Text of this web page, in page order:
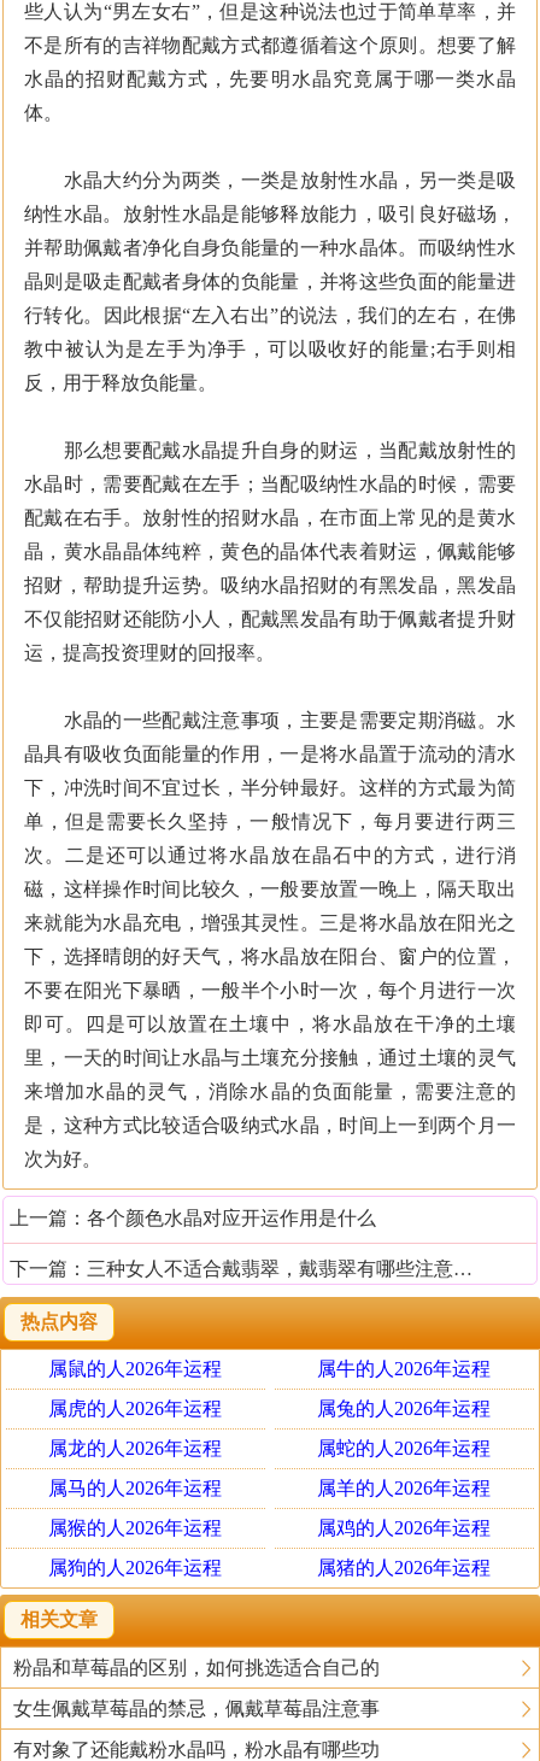
些人认为“男左女右”，但是这种说法也过于简单草率，并
不是所有的吉祥物配戴方式都遵循着这个原则。想要了解
水晶的招财配戴方式，先要明水晶究竟属于哪一类水晶
体。
水晶大约分为两类，一类是放射性水晶，另一类是吸
纳性水晶。放射性水晶是能够释放能力，吸引良好磁场，
并帮助佩戴者净化自身负能量的一种水晶体。而吸纳性水
晶则是吸走配戴者身体的负能量，并将这些负面的能量进
行转化。因此根据“左入右出”的说法，我们的左右，在佛
教中被认为是左手为净手，可以吸收好的能量;右手则相
反，用于释放负能量。
那么想要配戴水晶提升自身的财运，当配戴放射性的
水晶时，需要配戴在左手；当配吸纳性水晶的时候，需要
配戴在右手。放射性的招财水晶，在市面上常见的是黄水
晶，黄水晶晶体纯粹，黄色的晶体代表着财运，佩戴能够
招财，帮助提升运势。吸纳水晶招财的有黑发晶，黑发晶
不仅能招财还能防小人，配戴黑发晶有助于佩戴者提升财
运，提高投资理财的回报率。
水晶的一些配戴注意事项，主要是需要定期消磁。水
晶具有吸收负面能量的作用，一是将水晶置于流动的清水
下，冲洗时间不宜过长，半分钟最好。这样的方式最为简
单，但是需要长久坚持，一般情况下，每月要进行两三
次。二是还可以通过将水晶放在晶石中的方式，进行消
磁，这样操作时间比较久，一般要放置一晚上，隔天取出
来就能为水晶充电，增强其灵性。三是将水晶放在阳光之
下，选择晴朗的好天气，将水晶放在阳台、窗户的位置，
不要在阳光下暴晒，一般半个小时一次，每个月进行一次
即可。四是可以放置在土壤中，将水晶放在干净的土壤
里，一天的时间让水晶与土壤充分接触，通过土壤的灵气
来增加水晶的灵气，消除水晶的负面能量，需要注意的
是，这种方式比较适合吸纳式水晶，时间上一到两个月一
次为好。
上一篇： 各个颜色水晶对应开运作用是什么
下一篇： 三种女人不适合戴翡翠，戴翡翠有哪些注意事项
热点内容
属鼠的人2026年运程
属牛的人2026年运程
属虎的人2026年运程
属兔的人2026年运程
属龙的人2026年运程
属蛇的人2026年运程
属马的人2026年运程
属羊的人2026年运程
属猴的人2026年运程
属鸡的人2026年运程
属狗的人2026年运程
属猪的人2026年运程
相关文章
粉晶和草莓晶的区别，如何挑选适合自己的
女生佩戴草莓晶的禁忌，佩戴草莓晶注意事
有对象了还能戴粉水晶吗，粉水晶有哪些功